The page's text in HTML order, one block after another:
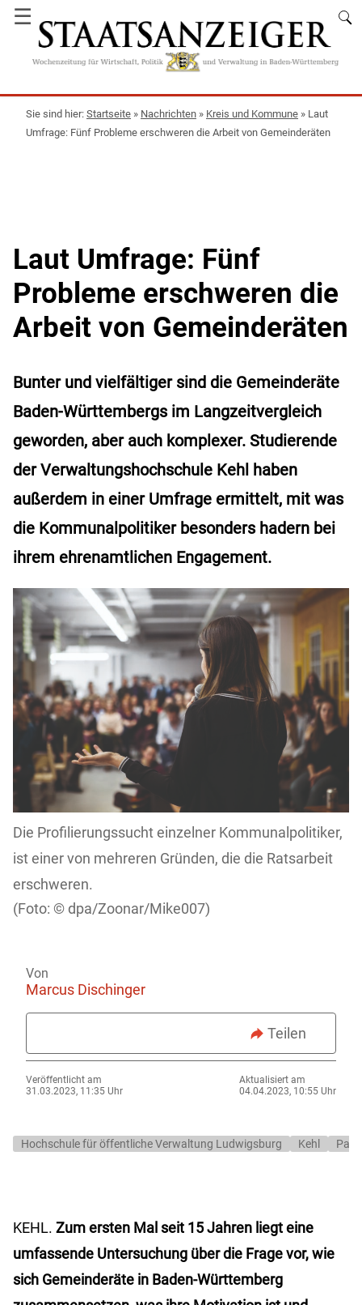
☰
Startseite » Nachrichten » Kreis und Kommune » Laut
Umfrage: Fünf Probleme erschweren die Arbeit von Gemeinderäten
Laut Umfrage: Fünf
Probleme erschweren die
Arbeit von Gemeinderäten
Bunter und vielfältiger sind die Gemeinderäte
Baden-Württembergs im Langzeitvergleich
geworden, aber auch komplexer. Studierende
der Verwaltungshochschule Kehl haben
außerdem in einer Umfrage ermittelt, mit was
die Kommunalpolitiker besonders hadern bei
ihrem ehrenamtlichen Engagement.
Die Profilierungssucht einzelner Kommunalpolitiker,
ist einer von mehreren Gründen, die die Ratsarbeit
erschweren.
dpa/Zoonar/Mike007)
Von
Marcus Dischinger
Teilen
Veröffentlicht am
31.03.2023, 11:35 Uhr
Aktualisiert am
04.04.2023, 10:55 Uhr
Hochschule für öffentliche Verwaltung Ludwigsburg Kehl Paul
KEHL. Zum ersten Mal seit 15 Jahren liegt eine
umfassende Untersuchung über die Frage vor, wie
sich Gemeinderäte in Baden-Württemberg